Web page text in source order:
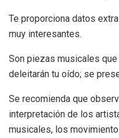
Te proporciona datos
muy interesantes.
Son piezas musicales
deleitarán tu oído; se
Se recomienda que
interpretación de los
musicales, los